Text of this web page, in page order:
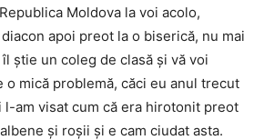
Moldova la voi acolo,
apoi preot la o biserică, nu mai
ştie un coleg de clasă şi vă voi
o mică problemă, căci eu anul trecut
am visat cum că era hirotonit preot
şi roşii şi e cam ciudat asta.